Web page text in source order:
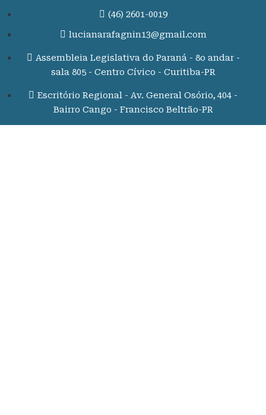
(46) 2601-0019
lucianarafagnin13@gmail.com
Assembleia Legislativa do Paraná - 8o andar -
sala 805 - Centro Cívico - Curitiba-PR
Escritório Regional - Av. General Osório, 404 -
Bairro Cango - Francisco Beltrão-PR